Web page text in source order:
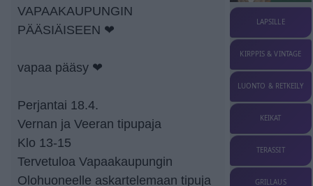
VAPAAKAUPUNGIN
PÄÄSIÄISEEN ❤
vapaa pääsy ❤
Perjantai 18.4.
Vernan ja Veeran tipupaja
Klo 13-15
Tervetuloa Vapaakaupungin
Olohuoneelle askartelemaan tipuja
LAPSILLE
KIRPPIS & VINTAGE
LUONTO & RETKEILY
KEIKAT
TERASSIT
GRILLAUS